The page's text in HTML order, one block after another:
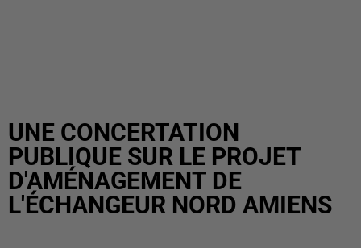
UNE CONCERTATION
PUBLIQUE SUR LE PROJET
D'AMÉNAGEMENT DE
L'ÉCHANGEUR NORD AMIENS